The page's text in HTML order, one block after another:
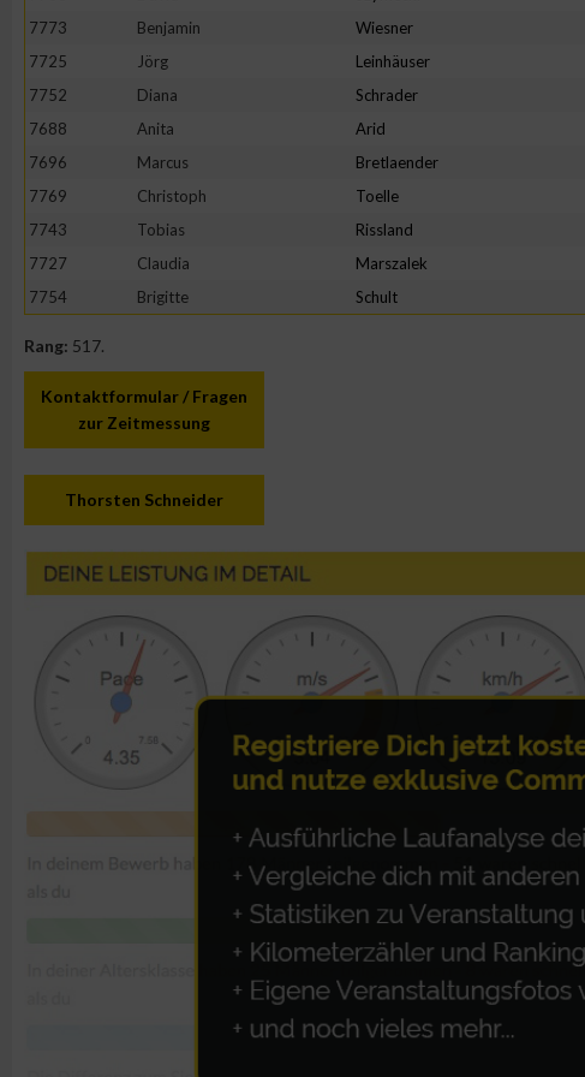
7773
Benjamin Wiesner
7725
Jörg Leinhäuser
7752
Diana Schrader
7688
Anita Arid
7696
Marcus Bretlaender
7769
Christoph Toelle
7743
Tobias Rissland
7727
Claudia Marszalek
7754
Brigitte Schult
Rang: 517.
Kontaktformular / Fragen
zur Zeitmessung
Thorsten Schneider
Verwendung von Profilen zur Auswahl personalisierter Inhalte
Messung der Werbeleistung
Messung der Performance von Inhalten
verschiedenen Quellen
Entwicklung und Verbesserung der Angebote
Verwendung reduzierter Daten zur Auswahl von Inhalten
Verwendung genauer Standortdaten
Geräte anhand von aktiv angeforderten Informationen identifizieren
Nicht-IAB-Verarbeitungszwecke:
Notwendig